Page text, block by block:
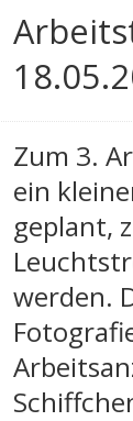
Zum 3.
ein
geplant,
werden.